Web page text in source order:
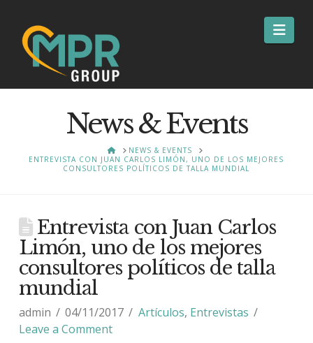
News & Events
HOMENEWS & EVENTS
ENTREVISTA CON JUAN CARLOS LIMÓN, UNO DE LOS MEJORES
CONSULTORES POLÍTICOS DE TALLA MUNDIAL
Entrevista con Juan Carlos
Limón, uno de los mejores
consultores políticos de talla
mundial
admin 04/11/2017 Artículos, Entrevistas
Leave a Comment